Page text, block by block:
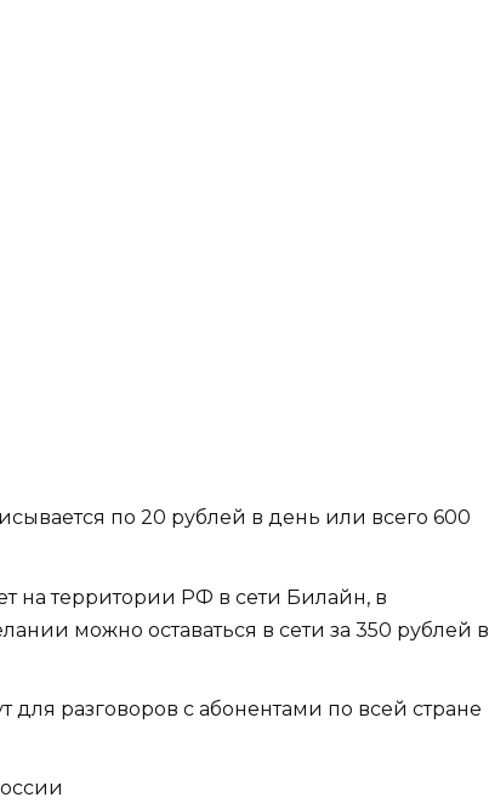
по 20 рублей в день или всего 600
на территории РФ в сети Билайн, в
можно оставаться в сети за 350 рублей в
разговоров с абонентами по всей стране